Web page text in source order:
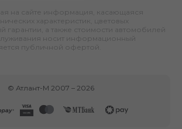
на сайте информация, касающаяся
характеристик, цветовых
гарантии, а также стоимости автомобилей
носит информационный
публичной офертой.
© Атлант-М 2007 – 2026